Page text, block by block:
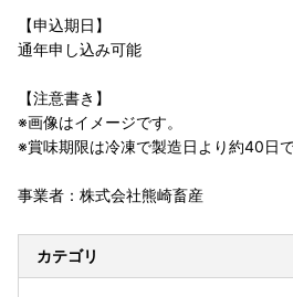
【申込期日】
通年申し込み可能
【注意書き】
※画像はイメージです。
※賞味期限は冷凍で製造日より約40日で
事業者：株式会社熊崎畜産
カテゴリ